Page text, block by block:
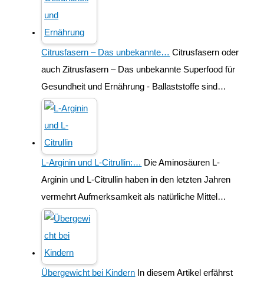
Citrusfasern – Das unbekannte… Citrusfasern oder
auch Zitrusfasern – Das unbekannte Superfood für
Gesundheit und Ernährung - Ballaststoffe sind…
L-Arginin und L-Citrullin:… Die Aminosäuren L-
Arginin und L-Citrullin haben in den letzten Jahren
vermehrt Aufmerksamkeit als natürliche Mittel…
Übergewicht bei Kindern In diesem Artikel erfährst